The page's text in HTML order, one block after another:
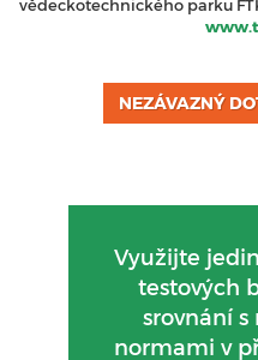
vědeckotechnického parku
NEZÁVAZNÝ
Využijte
testových
srovnání
normami v